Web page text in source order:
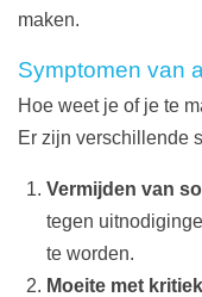
maken.
Symptomen van
Hoe weet je of je te
Er zijn verschillende
Vermijden van
tegen
te worden.
Moeite met